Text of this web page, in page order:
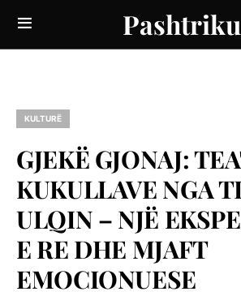
Pashtriku
KULTURË
GJEKË GJONAJ:
KUKULLAVE NGA
ULQIN – NJË
E RE DHE MJAFT
EMOCIONUESE